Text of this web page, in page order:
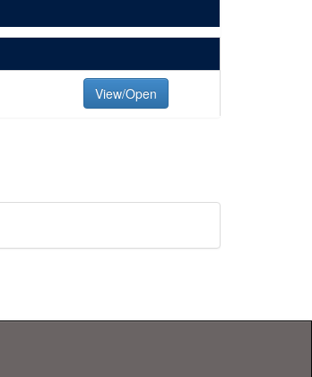
View/Open